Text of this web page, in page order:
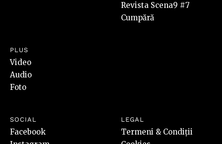
Revista Scena9 #7
Cumpără
PLUS
Video
Audio
Foto
SOCIAL
Facebook
LEGAL
Termeni & Condiții